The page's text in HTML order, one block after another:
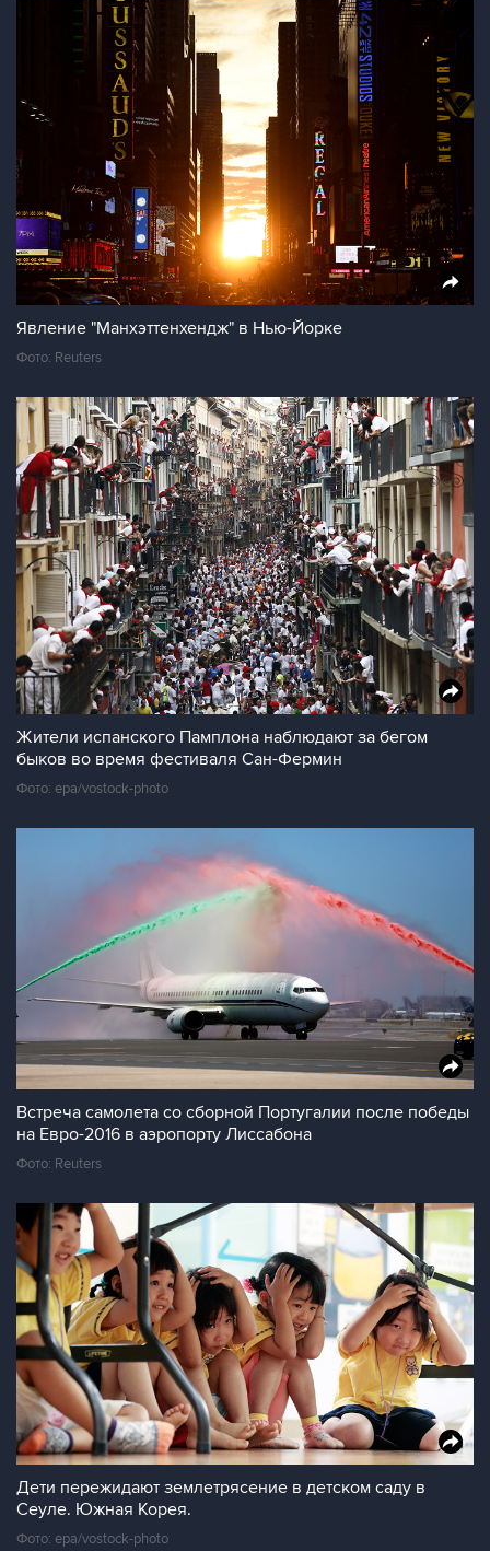
Явление "Манхэттенхендж" в Нью-Йорке
Фото: Reuters
Жители испанского Памплона наблюдают за бегом
быков во время фестиваля Сан-Фермин
Фото: epa/vostock-photo
Встреча самолета со сборной Португалии после победы
на Евро-2016 в аэропорту Лиссабона
Фото: Reuters
Дети пережидают землетрясение в детском саду в
Сеуле. Южная Корея.
Фото: epa/vostock-photo